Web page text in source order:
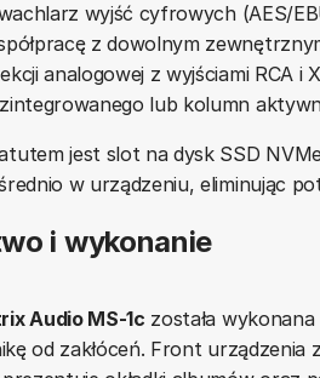
wyjść cyfrowych (AES/
z dowolnym
analogowej z wyjściami RCA i
lub kolumn
jest slot na dysk SSD
w urządzeniu, eliminując
i wykonanie
Audio MS-1c została
od zakłóceń. Front